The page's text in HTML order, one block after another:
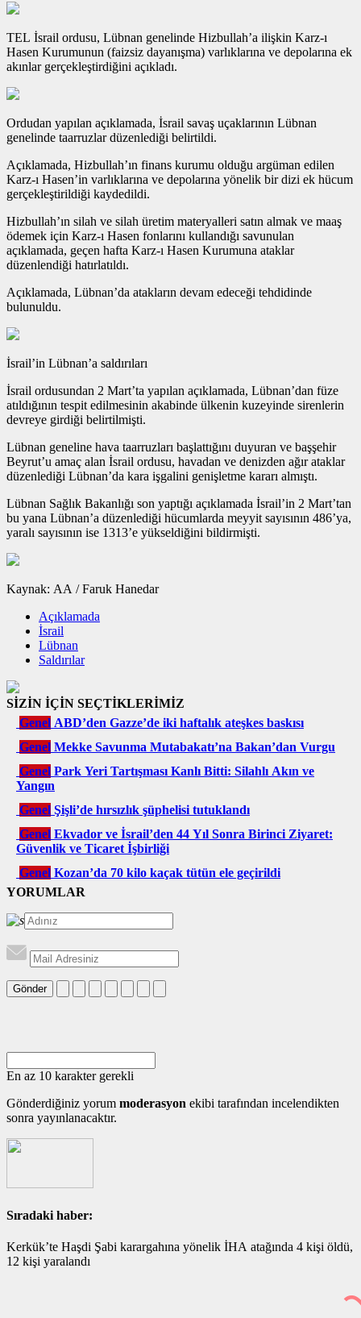
TEL İsrail ordusu, Lübnan genelinde Hizbullah’a ilişkin Karz-ı
Hasen Kurumunun (faizsiz dayanışma) varlıklarına ve depolarına ek
akınlar gerçekleştirdiğini açıkladı.
Ordudan yapılan açıklamada, İsrail savaş uçaklarının Lübnan
genelinde taarruzlar düzenlediği belirtildi.
Açıklamada, Hizbullah’ın finans kurumu olduğu argüman edilen
Karz-ı Hasen’in varlıklarına ve depolarına yönelik bir dizi ek hücum
gerçekleştirildiği kaydedildi.
Hizbullah’ın silah ve silah üretim materyalleri satın almak ve maaş
ödemek için Karz-ı Hasen fonlarını kullandığı savunulan
açıklamada, geçen hafta Karz-ı Hasen Kurumuna ataklar
düzenlendiği hatırlatıldı.
Açıklamada, Lübnan’da atakların devam edeceği tehdidinde
bulunuldu.
İsrail’in Lübnan’a saldırıları
İsrail ordusundan 2 Mart’ta yapılan açıklamada, Lübnan’dan füze
atıldığının tespit edilmesinin akabinde ülkenin kuzeyinde sirenlerin
devreye girdiği belirtilmişti.
Lübnan geneline hava taarruzları başlattığını duyuran ve başşehir
Beyrut’u amaç alan İsrail ordusu, havadan ve denizden ağır ataklar
düzenlediği Lübnan’da kara işgalini genişletme kararı almıştı.
Lübnan Sağlık Bakanlığı son yaptığı açıklamada İsrail’in 2 Mart’tan
bu yana Lübnan’a düzenlediği hücumlarda meyyit sayısının 486’ya,
yaralı sayısının ise 1313’e yükseldiğini bildirmişti.
Kaynak: AA / Faruk Hanedar
Açıklamada
İsrail
Lübnan
Saldırılar
SİZİN İÇİN SEÇTİKLERİMİZ
Genel ABD’den Gazze’de iki haftalık ateşkes baskısı
Genel Mekke Savunma Mutabakatı’na Bakan’dan Vurgu
Genel Park Yeri Tartışması Kanlı Bitti: Silahlı Akın ve
Yangın
Genel Şişli’de hırsızlık şüphelisi tutuklandı
Genel Ekvador ve İsrail’den 44 Yıl Sonra Birinci Ziyaret:
Güvenlik ve Ticaret İşbirliği
Genel Kozan’da 70 kilo kaçak tütün ele geçirildi
YORUMLAR
Gönder
En az 10 karakter gerekli
Gönderdiğiniz yorum moderasyon ekibi tarafından incelendikten
sonra yayınlanacaktır.
Sıradaki haber:
Kerkük’te Haşdi Şabi karargahına yönelik İHA atağında 4 kişi öldü,
12 kişi yaralandı